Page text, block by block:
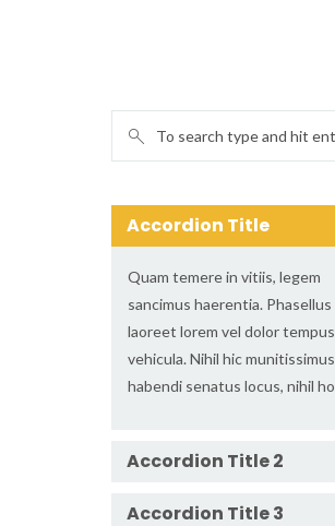
Accordion Title
Quam temere in vitiis, legem
sancimus haerentia. Phasellus
laoreet lorem vel dolor tempus
vehicula. Nihil hic munitissimus
habendi senatus locus, nihil
Accordion Title 2
Accordion Title 3